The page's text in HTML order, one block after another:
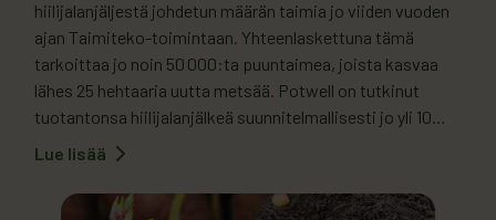
hiilijalanjäljestä johdetun määrän taimia jo viiden vuoden
ajan Taimiteko-toimintaan. Yhteenlaskettuna tämä
tarkoittaa jo noin 50 000:ta puuntaimea, joista kasvaa
lähes 25 hehtaaria uutta metsää. Potwell on tutkinut
tuotantonsa hiilijalanjälkeä suunnitelmallisesti jo yli 10
vuoden ajan. Luonnonvarakeskus LUKEn toteuttaman
hiilijalanjälki on 11–12 g / 100 g. Tästä…
Lue lisää
:
lahjoittanut
pian